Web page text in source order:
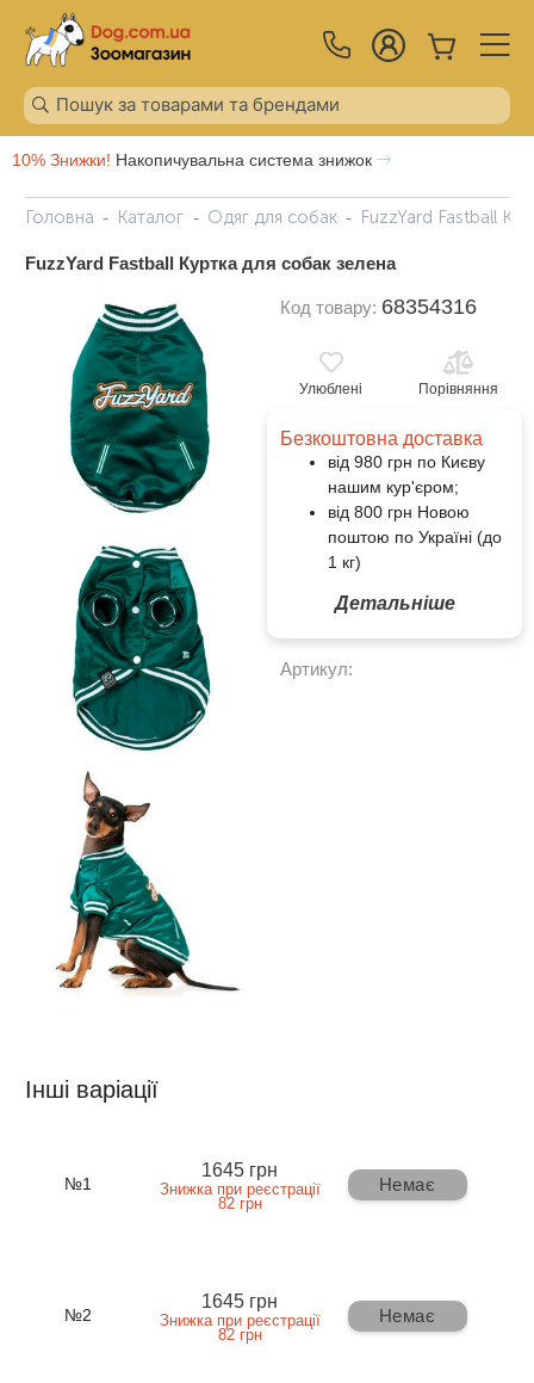
10% Знижки! Накопичувальна система знижок
Головна Каталог Одяг для собак FuzzYard Fastball
FuzzYard Fastball Куртка для собак зелена
Код товару: 68354316
Улюблені Порівняння
Безкоштовна доставка
від 980 грн по Києву
нашим кур'єром;
від 800 грн Новою
поштою по Україні (до
1 кг)
Детальніше
Артикул:
Інші варіації
№1
1645 грн
Знижка при реєстрації
82 грн
Немає
№2
1645 грн
Знижка при реєстрації
82 грн
Немає